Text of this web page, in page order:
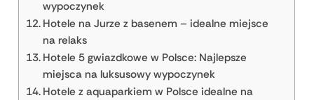
wypoczynek
Hotele na Jurze z basenem – idealne miejsce
na relaks
Hotele 5 gwiazdkowe w Polsce: Najlepsze
miejsca na luksusowy wypoczynek
Hotele z aquaparkiem w Polsce idealne na